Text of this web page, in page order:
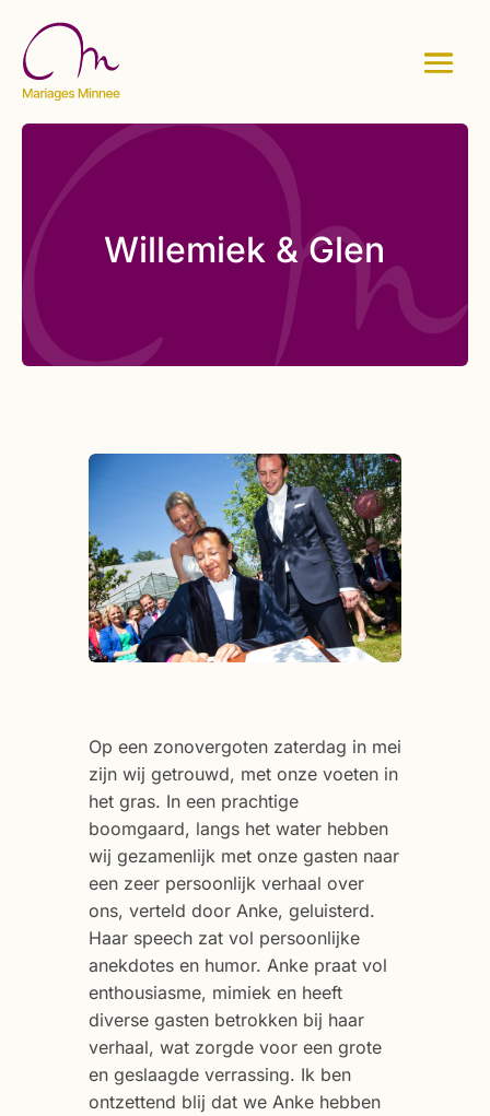
Willemiek & Glen
Op een zonovergoten zaterdag in mei
zijn wij getrouwd, met onze voeten in
het gras. In een prachtige
boomgaard, langs het water hebben
wij gezamenlijk met onze gasten naar
een zeer persoonlijk verhaal over
ons, verteld door Anke, geluisterd.
Haar speech zat vol persoonlijke
anekdotes en humor. Anke praat vol
enthousiasme, mimiek en heeft
diverse gasten betrokken bij haar
verhaal, wat zorgde voor een grote
en geslaagde verrassing. Ik ben
ontzettend blij dat we Anke hebben